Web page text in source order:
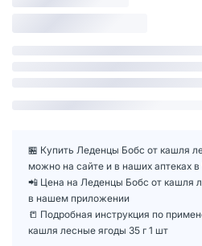
🏪 Купить Леденцы Бобс от кашля
можно на сайте и в наших аптеках
📲 Цена на Леденцы Бобс от кашля
в нашем приложении
📒 Подробная инструкция по
кашля лесные ягоды 35 г 1 шт